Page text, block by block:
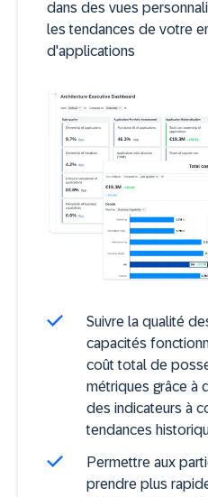
dans des vues
les tendances de votre
d'applications
Suivre la qualité
capacités
coût total de
métriques grâce à
des indicateurs à
tendances
Permettre aux
prendre plus